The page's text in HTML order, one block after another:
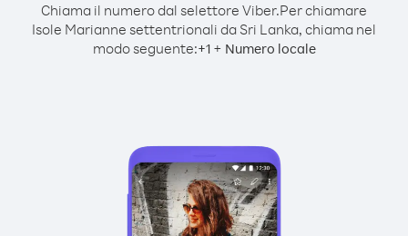
Chiama il numero dal selettore Viber.Per chiamare
Isole Marianne settentrionali da Sri Lanka, chiama nel
modo seguente:+1+ Numero locale